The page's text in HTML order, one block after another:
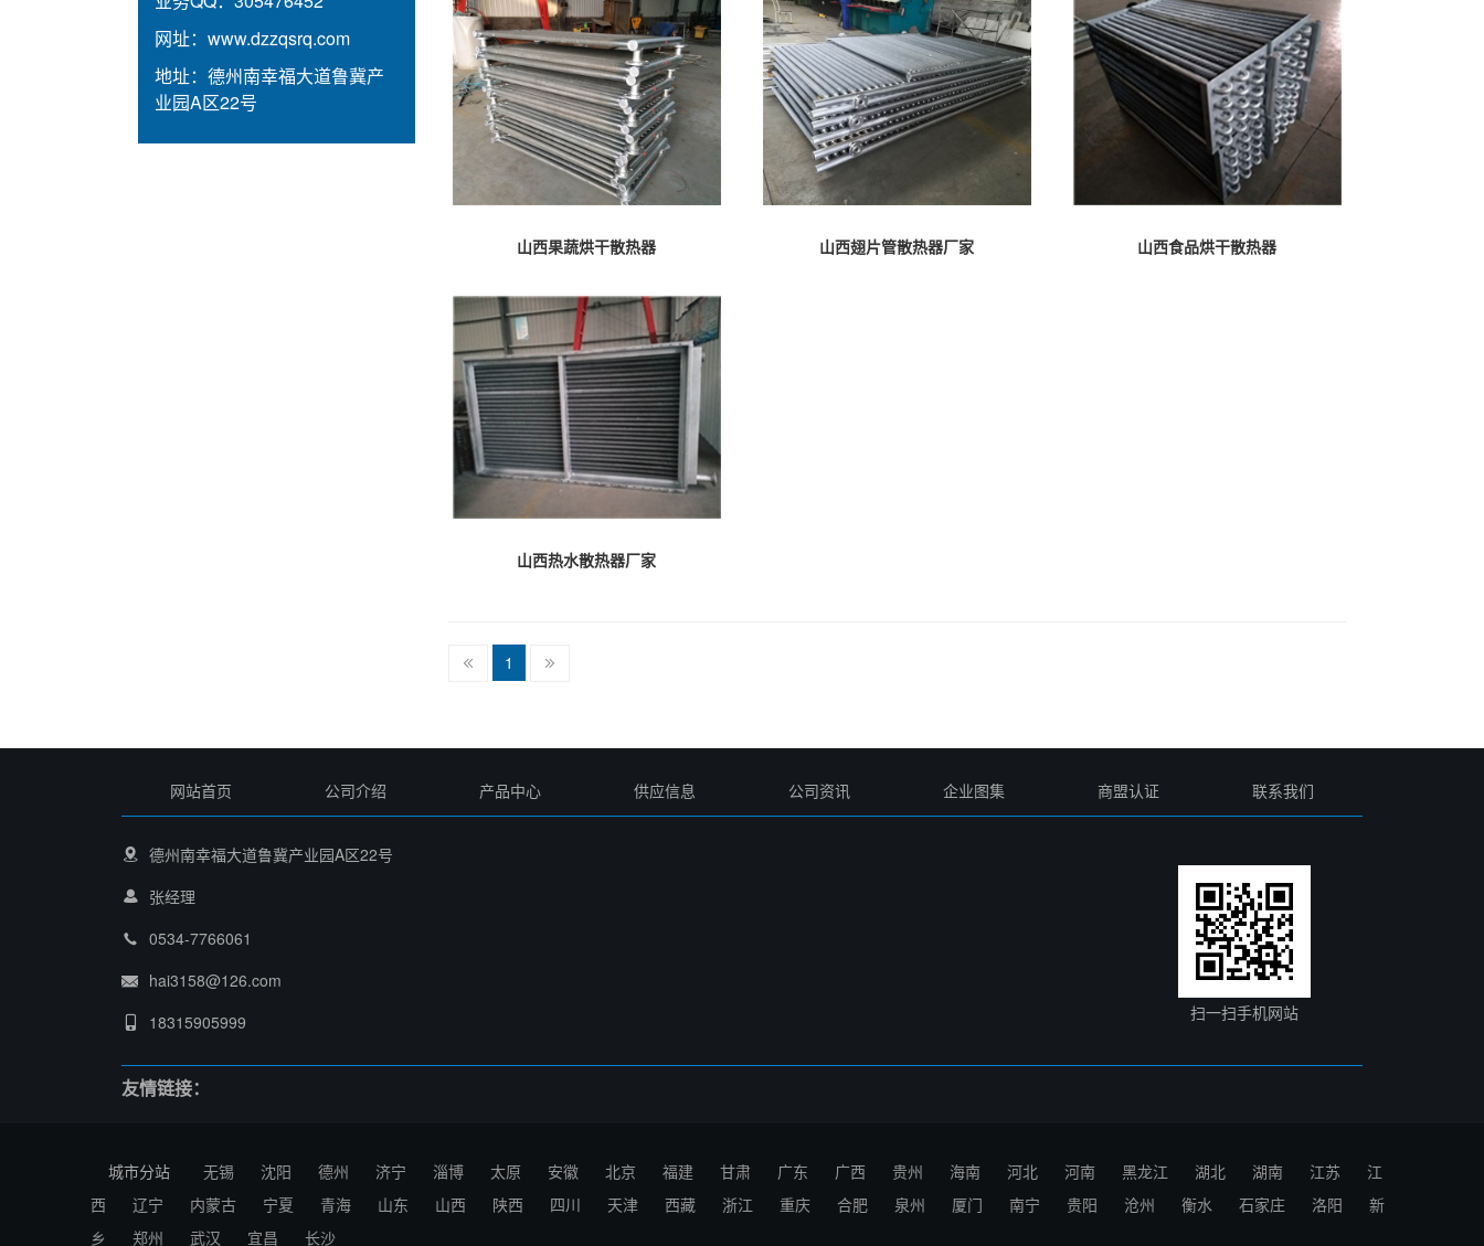
网址： www.dzzqsrq.com
地址： 德州南幸福大道鲁冀产
业园A区22号
山西果蔬烘干散热器 山西翅片管散热器厂家 山西食品烘干散热器
山西热水散热器厂家
1
网站首页 公司介绍 产品中心 供应信息 公司资讯 企业图集 商盟认证 联系我们
德州南幸福大道鲁冀产业园A区22号
张经理
0534-7766061
hai3158@126.com
18315905999
扫一扫手机网站
友情链接：
城市分站 无锡 沈阳 德州 济宁 淄博 太原 安徽 北京 福建 甘肃 广东 广西 贵州 海南 河北 河南 黑龙江 湖北 湖南 江苏
江
西
辽宁 内蒙古 宁夏 青海 山东 山西 陕西 四川 天津 西藏 浙江 重庆 合肥 泉州 厦门 南宁 贵阳 沧州 衡水 石家庄 洛阳
新
乡
郑州 武汉 宜昌 长沙